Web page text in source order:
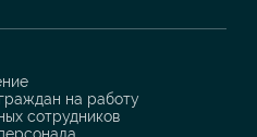
на работу
сотрудников